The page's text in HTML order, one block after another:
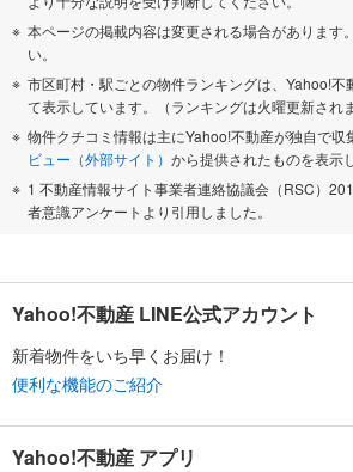
本ページの掲載内容は変更される場合があります
い。
市区町村・駅ごとの物件ランキングは、Yahoo!
て表示しています。（ランキングは火曜更新され
物件クチコミ情報は主にYahoo!不動産が独自で収
ビュー（外部サイト） から提供されたものを表示
1 不動産情報サイト事業者連絡協議会（RSC）
者意識アンケートより引用しました。
Yahoo!不動産 LINE公式アカウント
新着物件をいち早くお届け！
便利な機能のご紹介
Yahoo!不動産 アプリ